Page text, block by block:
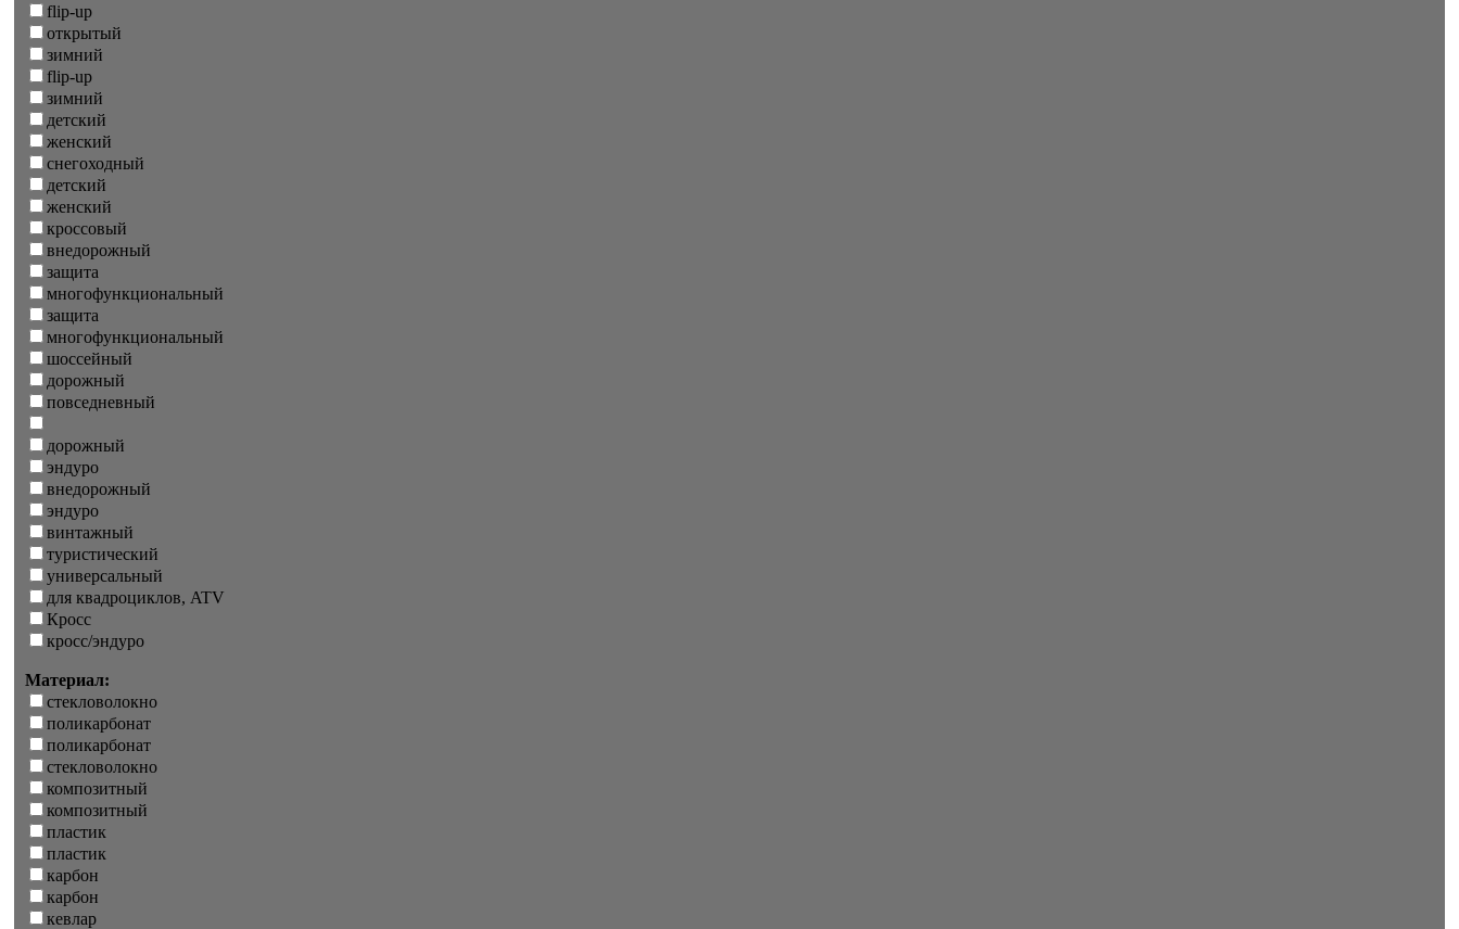
flip-up
открытый
зимний
flip-up
зимний
детский
женский
снегоходный
детский
женский
кроссовый
внедорожный
защита
многофункциональный
защита
многофункциональный
шоссейный
дорожный
повседневный
дорожный
эндуро
внедорожный
эндуро
винтажный
туристический
универсальный
для квадроциклов, ATV
Кросс
кросс/эндуро
Материал:
стекловолокно
поликарбонат
поликарбонат
стекловолокно
композитный
композитный
пластик
пластик
карбон
карбон
кевлар